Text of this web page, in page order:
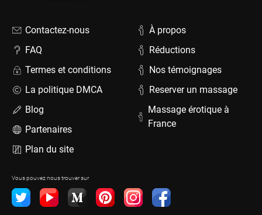
Vous pouvez nous trouver sur
Contactez-nous
FAQ
Termes et conditions
La politique DMCA
Blog
Partenaires
Plan du site
À propos
Réductions
Nos témoignages
Reserver un massage
Massage érotique à
France